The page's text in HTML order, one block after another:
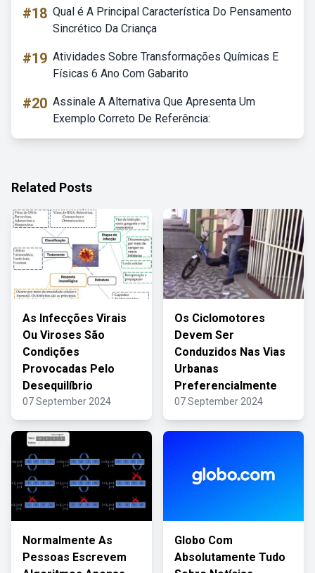
#18 Qual é A Principal Característica Do Pensamento
Sincrético Da Criança
#19 Atividades Sobre Transformações Químicas E
Físicas 6 Ano Com Gabarito
#20 Assinale A Alternativa Que Apresenta Um
Exemplo Correto De Referência:
Related Posts
As Infecções Virais
Ou Viroses São
Condições
Provocadas Pelo
Desequilíbrio
07 September 2024
Os Ciclomotores
Devem Ser
Conduzidos Nas Vias
Urbanas
Preferencialmente
07 September 2024
Normalmente As
Pessoas Escrevem
Globo Com
Absolutamente Tudo